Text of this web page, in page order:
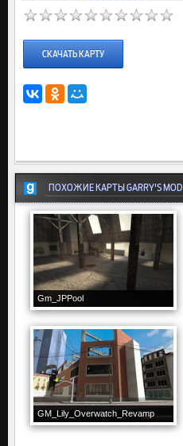
СКАЧАТЬ КАРТУ
ПОХОЖИЕ КАРТЫ GARRY'S MOD
Gm_JPPool
GM_Lily_Overwatch_Revamp